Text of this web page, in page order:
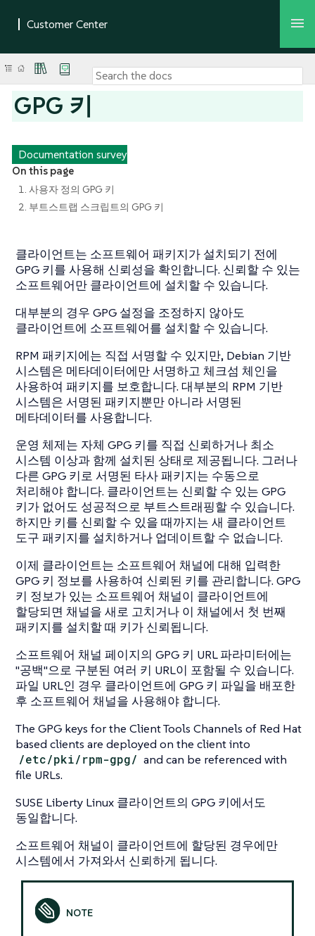
GPG 키
Documentation survey
On this page
1. 사용자 정의 GPG 키
2. 부트스트랩 스크립트의 GPG 키
클라이언트는 소프트웨어 패키지가 설치되기 전에
GPG 키를 사용해 신뢰성을 확인합니다. 신뢰할 수 있는
소프트웨어만 클라이언트에 설치할 수 있습니다.
대부분의 경우 GPG 설정을 조정하지 않아도
클라이언트에 소프트웨어를 설치할 수 있습니다.
RPM 패키지에는 직접 서명할 수 있지만, Debian 기반
시스템은 메타데이터에만 서명하고 체크섬 체인을
사용하여 패키지를 보호합니다. 대부분의 RPM 기반
시스템은 서명된 패키지뿐만 아니라 서명된
메타데이터를 사용합니다.
운영 체제는 자체 GPG 키를 직접 신뢰하거나 최소
시스템 이상과 함께 설치된 상태로 제공됩니다. 그러나
다른 GPG 키로 서명된 타사 패키지는 수동으로
처리해야 합니다. 클라이언트는 신뢰할 수 있는 GPG
키가 없어도 성공적으로 부트스트래핑할 수 있습니다.
하지만 키를 신뢰할 수 있을 때까지는 새 클라이언트
도구 패키지를 설치하거나 업데이트할 수 없습니다.
이제 클라이언트는 소프트웨어 채널에 대해 입력한
GPG 키 정보를 사용하여 신뢰된 키를 관리합니다. GPG
키 정보가 있는 소프트웨어 채널이 클라이언트에
할당되면 채널을 새로 고치거나 이 채널에서 첫 번째
패키지를 설치할 때 키가 신뢰됩니다.
소프트웨어 채널 페이지의 GPG 키 URL 파라미터에는
"공백"으로 구분된 여러 키 URL이 포함될 수 있습니다.
파일 URL인 경우 클라이언트에 GPG 키 파일을 배포한
후 소프트웨어 채널을 사용해야 합니다.
The GPG keys for the Client Tools Channels of Red Hat
based clients are deployed on the client into
/etc/pki/rpm-gpg/ and can be referenced with
file URLs.
SUSE Liberty Linux 클라이언트의 GPG 키에서도
동일합니다.
소프트웨어 채널이 클라이언트에 할당된 경우에만
시스템에서 가져와서 신뢰하게 됩니다.